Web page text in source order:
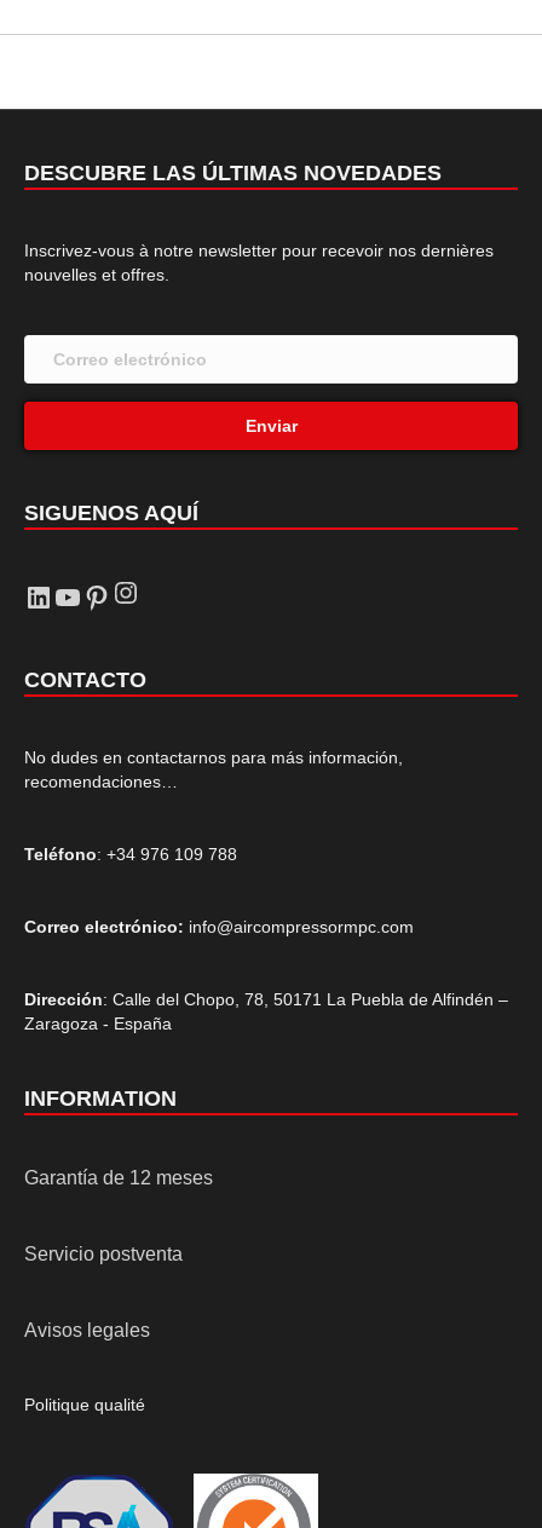
DESCUBRE LAS ÚLTIMAS NOVEDADES
Inscrivez-vous à notre newsletter pour recevoir nos dernières
nouvelles et offres.
Enviar
SIGUENOS AQUÍ
LinkedIn
YouTube
Pinterest
Instagram
CONTACTO
No dudes en contactarnos para más información,
recomendaciones…
Teléfono: +34 976 109 788
Correo electrónico: info@aircompressormpc.com
Dirección: Calle del Chopo, 78, 50171 La Puebla de Alfindén –
Zaragoza - España
INFORMATION
Garantía de 12 meses
Servicio postventa
Avisos legales
Politique qualité